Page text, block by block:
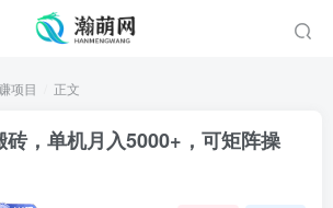
项目 正文
砖，单机月入5000+，可矩阵操